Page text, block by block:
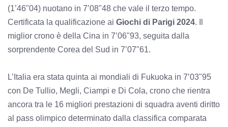
(1’46"04) nuotano in 7’08"48 che vale il terzo tempo.
Certificata la qualificazione ai Giochi di Parigi 2024. Il
miglior crono è della Cina in 7’06"93, seguita dalla
sorprendente Corea del Sud in 7’07"61.
L’Italia era stata quinta ai mondiali di Fukuoka in 7’03"95
con De Tullio, Megli, Ciampi e Di Cola, crono che rientra
ancora tra le 16 migliori prestazioni di squadra aventi diritto
al pass olimpico determinato dalla classifica comparata